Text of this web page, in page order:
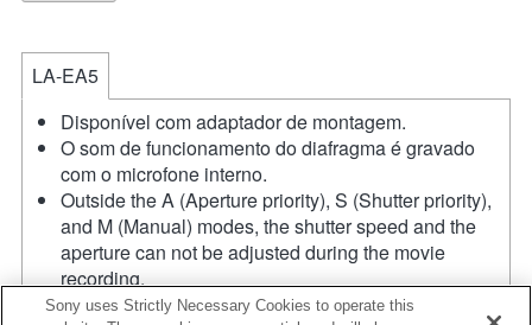
LA-EA5
Disponível com adaptador de montagem.
O som de funcionamento do diafragma é gravado
com o microfone interno.
Outside the A (Aperture priority), S (Shutter priority),
and M (Manual) modes, the shutter speed and the
aperture can not be adjusted during the movie
recording.
O ângulo de visão será reduzido até igualar o do
Sony uses Strictly Necessary Cookies to operate this